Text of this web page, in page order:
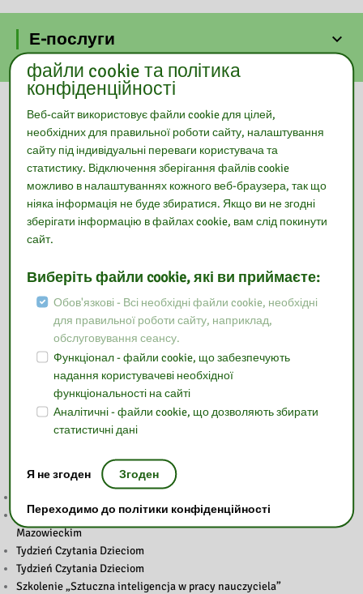
Е-послуги
Наша бібліотека
Читати
Biblioteka Pedagogiczna na I Targach Edukacji i Pracy w Makowie
Mazowieckim
Tydzień Czytania Dzieciom
Tydzień Czytania Dzieciom
Szkolenie „Sztuczna inteligencja w pracy nauczyciela”
файли cookie та політика
конфіденційності
Веб-сайт використовує файли cookie для цілей,
необхідних для правильної роботи сайту, налаштування
сайту під індивідуальні переваги користувача та
статистику. Відключення зберігання файлів cookie
можливо в налаштуваннях кожного веб-браузера, так що
ніяка інформація не буде збиратися. Якщо ви не згодні
зберігати інформацію в файлах cookie, вам слід покинути
сайт.
Виберіть файли cookie, які ви приймаєте:
Обов'язкові - Всі необхідні файли cookie, необхідні
для правильної роботи сайту, наприклад,
обслуговування сеансу.
Функціонал - файли cookie, що забезпечують
надання користувачеві необхідної
функціональності на сайті
Аналітичні - файли cookie, що дозволяють збирати
статистичні дані
Я не згоден Згоден
Переходимо до політики конфіденційності